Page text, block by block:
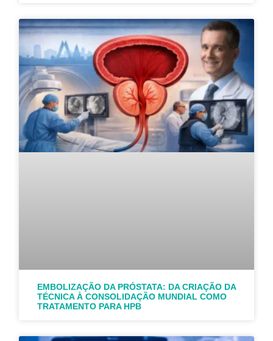
EMBOLIZAÇÃO DA PRÓSTATA: DA CRIAÇÃO DA
TÉCNICA À CONSOLIDAÇÃO MUNDIAL COMO
TRATAMENTO PARA HPB